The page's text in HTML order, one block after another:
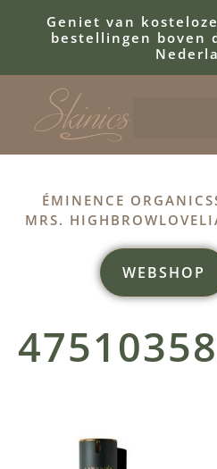
Geniet van
bestellingen boven
ÉMINENCE ORGANICS
MRS. HIGHBROWLOVELI
WEBSHOP